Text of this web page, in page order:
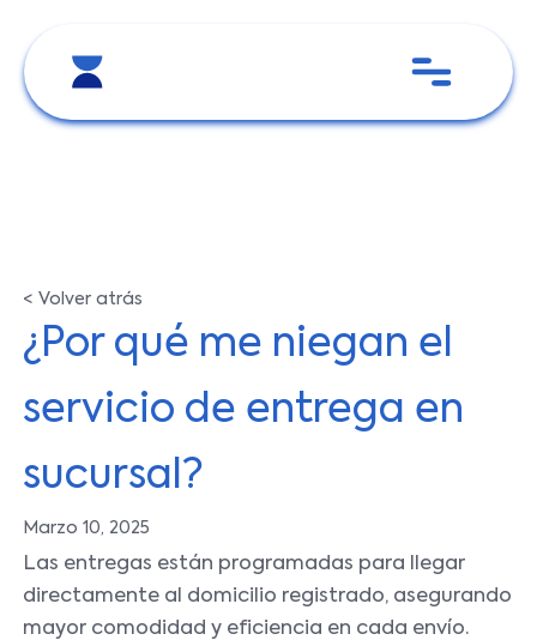
< Volver atrás
¿Por qué me niegan el
servicio de entrega en
sucursal?
Marzo 10, 2025
Las entregas están programadas para llegar
directamente al domicilio registrado, asegurando
mayor comodidad y eficiencia en cada envío.